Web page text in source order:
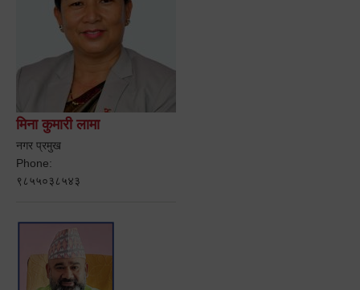
मिना कुमारी लामा
नगर प्रमुख
Phone:
९८५५०३८५४३